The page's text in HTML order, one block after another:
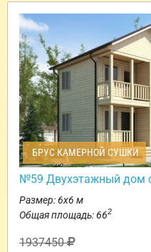
БРУС КАМЕРНОЙ СУШКИ
№59 Двухэтажный дом
Размер: 6х6 м
Общая площадь: 662
1937450